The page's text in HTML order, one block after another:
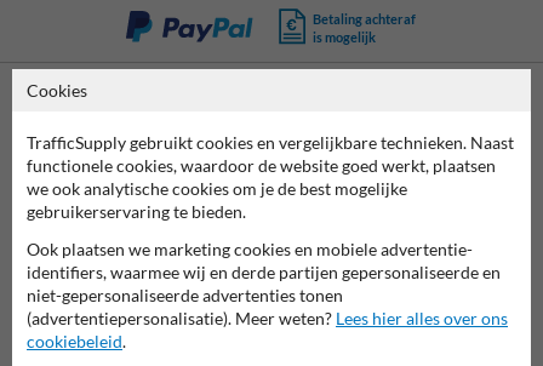
Betaling achteraf
is mogelijk
Wij zijn op werkdagen (van 8.00 tot 17.00) te bereiken op 038-
7920070.
Vragen? Stuur een e-mail naarinfo@trafficsupply.nl
formulier in en we reageren zo spoedig mogelijk.
info@trafficsupply.nl
Alle contactgegevens
Cookies
TrafficSupply gebruikt cookies en vergelijkbare technieken. Naast
functionele cookies, waardoor de website goed werkt, plaatsen
we ook analytische cookies om je de best mogelijke
gebruikerservaring te bieden.
Ook plaatsen we marketing cookies en mobiele advertentie-
identifiers, waarmee wij en derde partijen gepersonaliseerde en
niet-gepersonaliseerde advertenties tonen
(advertentiepersonalisatie). Meer weten? Lees hier alles over ons
cookiebeleid.